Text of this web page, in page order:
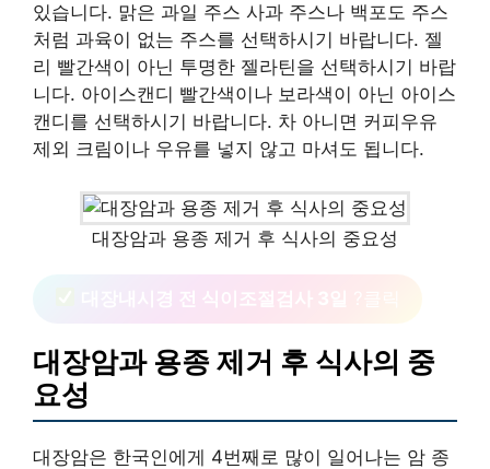
있습니다. 맑은 과일 주스 사과 주스나 백포도 주스
처럼 과육이 없는 주스를 선택하시기 바랍니다. 젤
리 빨간색이 아닌 투명한 젤라틴을 선택하시기 바랍
니다. 아이스캔디 빨간색이나 보라색이 아닌 아이스
캔디를 선택하시기 바랍니다. 차 아니면 커피우유
제외 크림이나 우유를 넣지 않고 마셔도 됩니다.
대장암과 용종 제거 후 식사의 중요성
대장내시경 전 식이조절검사 3일
대장암과 용종 제거 후 식사의 중
요성
대장암은 한국인에게 4번째로 많이 일어나는 암 종